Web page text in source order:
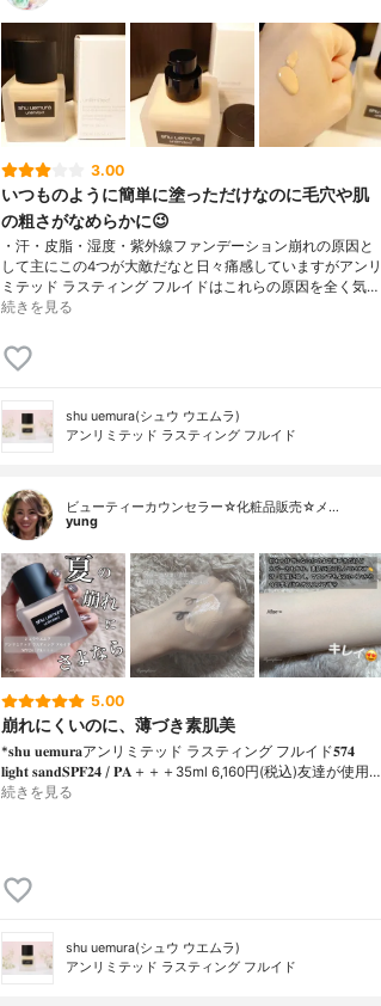
3.00
いつものように簡単に塗っただけなのに毛穴や肌
の粗さがなめらかに😉
・汗・皮脂・湿度・紫外線ファンデーション崩れの原因と
して主にこの4つが大敵だなと日々痛感していますがアンリ
ミテッド ラスティング フルイドはこれらの原因を全く気…
続きを見る
shu uemura(シュウ ウエムラ)
アンリミテッド ラスティング フルイド
ビューティーカウンセラー☆化粧品販売☆メ…
yung
5.00
崩れにくいのに、薄づき素肌美
*𝐬𝐡𝐮 𝐮𝐞𝐦𝐮𝐫𝐚アンリミテッド ラスティング フルイド𝟓𝟕𝟒
𝐥𝐢𝐠𝐡𝐭 𝐬𝐚𝐧𝐝𝐒𝐏𝐅𝟐𝟒 / 𝐏𝐀＋＋＋⁡35ml 6,160円(税込)⁡友達が使用…
続きを見る
shu uemura(シュウ ウエムラ)
アンリミテッド ラスティング フルイド